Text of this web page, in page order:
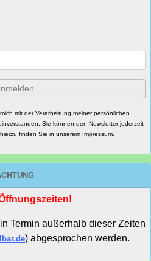
mit der Verarbeitung meiner persönlichen
Sie können den Newsletter jederzeit
finden Sie in unserem Impressum.
Termin außerhalb dieser Zeiten
) abgesprochen werden.